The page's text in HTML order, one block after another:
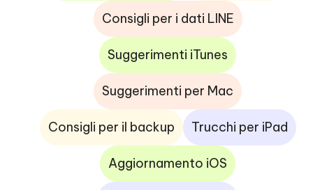
Consigli per i dati LINE
Suggerimenti iTunes
Suggerimenti per Mac
Consigli per il backup Trucchi per iPad
Aggiornamento iOS